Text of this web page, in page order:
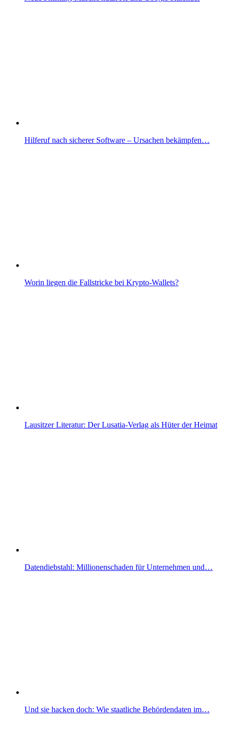
Hilferuf nach sicherer Software – Ursachen bekämpfen…
Worin liegen die Fallstricke bei Krypto-Wallets?
Lausitzer Literatur: Der Lusatia‑Verlag als Hüter der Heimat
Datendiebstahl: Millionenschaden für Unternehmen und…
Und sie hacken doch: Wie staatliche Behördendaten im…